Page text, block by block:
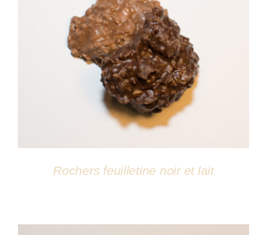
DÉTAILS
Rochers feuilletine noir et lait